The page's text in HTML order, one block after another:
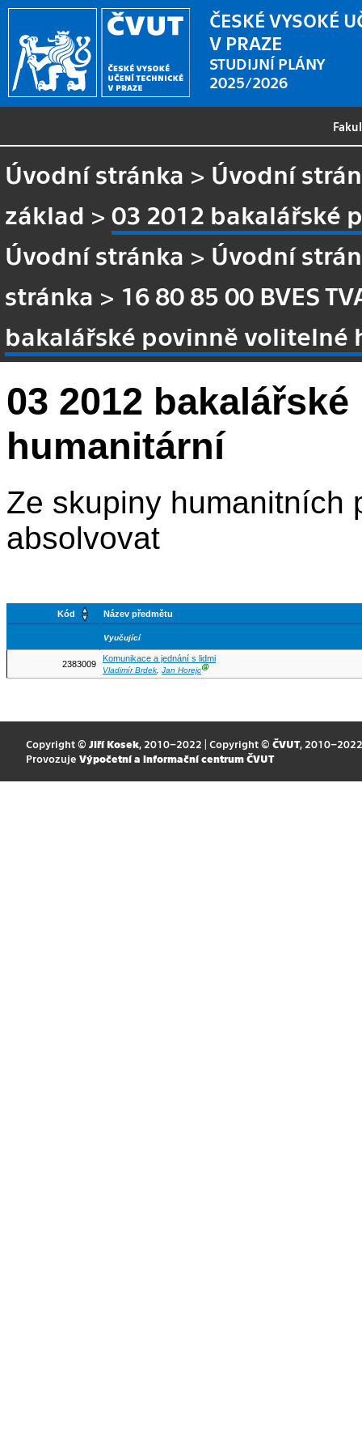
ČESKÉ VYSOKÉ
V PRAZE
STUDIJNÍ PLÁNY
2025/2026
Úvodní stránka > Úvodní
základ >03 2012 bakalářské
Úvodní stránka > Úvodní
stránka > 16 80 85 00 BVES
bakalářské povinně volitelné
03 2012
humanitární
Ze skupiny humanitních
absolvovat
Kód Název předmětu
Vyučující
2383009
Komunikace a jednání s lidmi
Vladimír Brdek, Jan HorejcⒼ
Copyright © Jiří Kosek, 2010–2022 | Copyright © ČVUT, 2010–2022
Provozuje Výpočetní a informační centrum ČVUT